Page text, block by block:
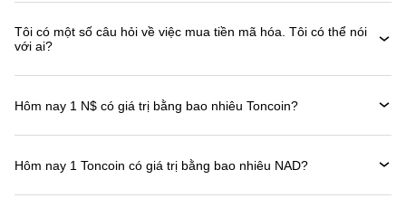
Tôi có một số câu hỏi về việc mua tiền mã hóa. Tôi có thể nói
với ai?
Hôm nay 1 N$ có giá trị bằng bao nhiêu Toncoin?
Hôm nay 1 Toncoin có giá trị bằng bao nhiêu NAD?